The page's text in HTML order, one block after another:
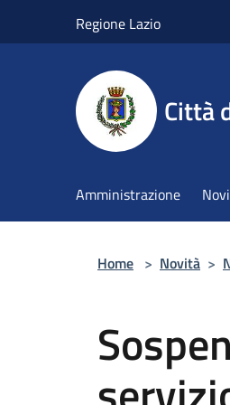
Regione Lazio
Città
Amministrazione
Home > Novità >